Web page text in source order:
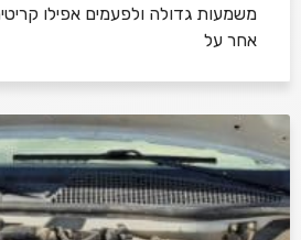
משמעות גדולה ולפעמים אפילו
אחר על